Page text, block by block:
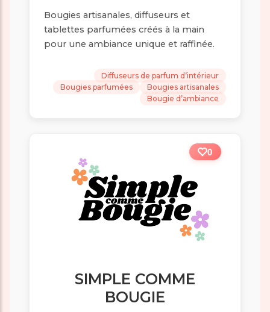
Bougies artisanales, diffuseurs et
tablettes parfumées créés à la main
pour une ambiance unique et raffinée.
Diffuseurs de parfum d’intérieur
Bougies parfumées
Bougies artisanales
Bougie d’ambiance
0
SIMPLE COMME
BOUGIE